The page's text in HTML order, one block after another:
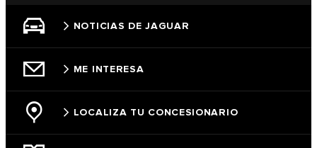
NOTICIAS DE JAGUAR
ME INTERESA
LOCALIZA TU CONCESIONARIO